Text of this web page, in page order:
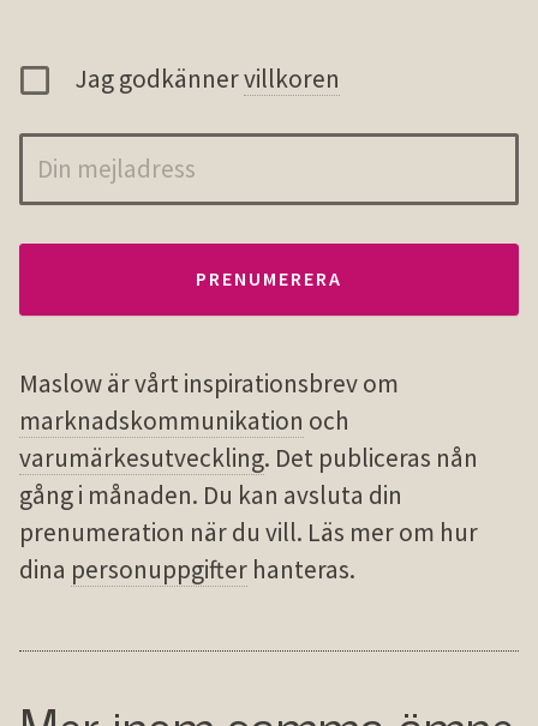
Jag godkännervillkoren
Maslow är vårt inspirationsbrev om
marknadskommunikation och
varumärkesutveckling. Det publiceras nån
gång i månaden. Du kan avsluta din
prenumeration när du vill. Läs mer om hur
dina personuppgifter hanteras.